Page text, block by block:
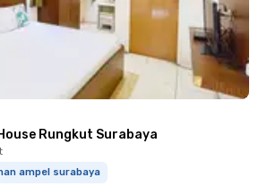
Rungkut Surabaya
ampel surabaya